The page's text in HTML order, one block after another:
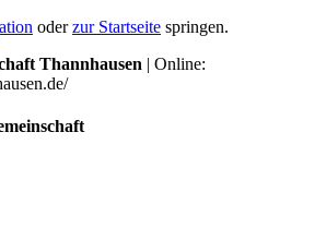
oderzur Startseite springen.
Thannhausen | Online: